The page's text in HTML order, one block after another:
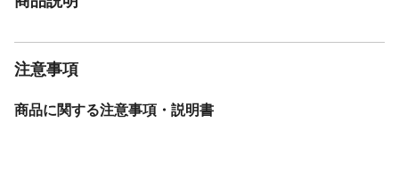
注意事項
商品に関する注意事項・説明書